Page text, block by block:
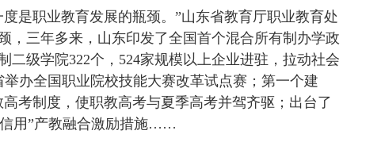
是职业教育发展的瓶颈。”山东省教育厅职业教育处
，三年多来，山东印发了全国首个混合所有制办学政
二级学院322个，524家规模以上企业进驻，拉动社会
办全国职业院校技能大赛改革试点赛；第一个建
考制度，使职教高考与夏季高考并驾齐驱；出台了
用”产教融合激励措施……